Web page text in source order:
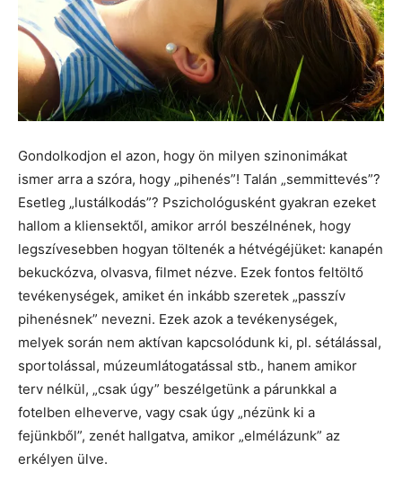
Gondolkodjon el azon, hogy ön milyen szinonimákat
ismer arra a szóra, hogy „pihenés”! Talán „semmittevés”?
Esetleg „lustálkodás”? Pszichológusként gyakran ezeket
hallom a kliensektől, amikor arról beszélnének, hogy
legszívesebben hogyan töltenék a hétvégéjüket: kanapén
bekuckózva, olvasva, filmet nézve. Ezek fontos feltöltő
tevékenységek, amiket én inkább szeretek „passzív
pihenésnek” nevezni. Ezek azok a tevékenységek,
melyek során nem aktívan kapcsolódunk ki, pl. sétálással,
sportolással, múzeumlátogatással stb., hanem amikor
terv nélkül, „csak úgy” beszélgetünk a párunkkal a
fotelben elheverve, vagy csak úgy „nézünk ki a
fejünkből”, zenét hallgatva, amikor „elmélázunk” az
erkélyen ülve.